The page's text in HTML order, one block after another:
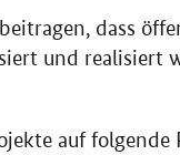
dass
und realisiert
auf folgende